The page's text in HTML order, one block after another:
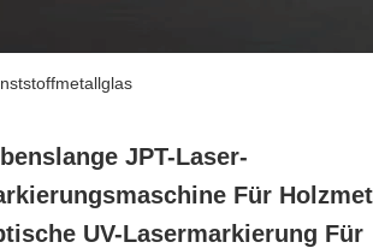
JPT-Laser-
Für
UV-Lasermarkierung Für